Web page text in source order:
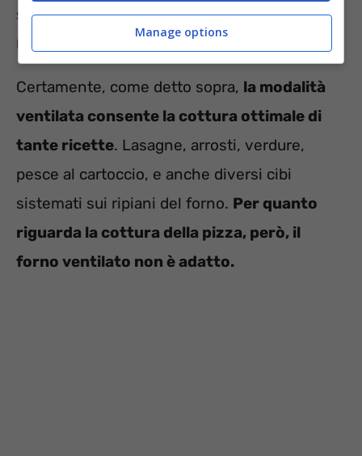
sì o no? Ecco come sfruttare al
meglio questo elettrodomestico
Certamente, come detto sopra, la modalità
ventilata consente la cottura ottimale di
tante ricette. Lasagne, arrosti, verdure,
pesce al cartoccio, e anche diversi cibi
sistemati sui ripiani del forno. Per quanto
riguarda la cottura della pizza, però, il
forno ventilato non è adatto.
Manage options